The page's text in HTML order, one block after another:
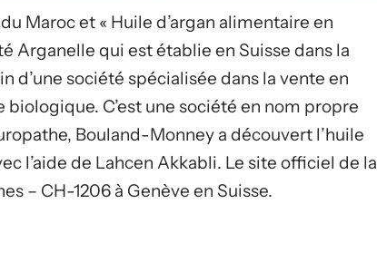
Maroc et « Huile d’argan alimentaire en
Arganelle qui est établie en Suisse dans la
d’une société spécialisée dans la vente en
biologique. C’est une société en nom propre
Bouland-Monney a découvert l’huile
l’aide de Lahcen Akkabli. Le site officiel de la
– CH-1206 à Genève en Suisse.